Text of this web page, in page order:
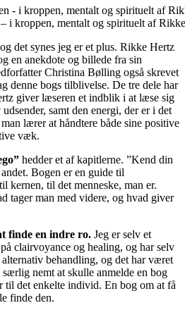
i kroppen, mentalt og spirituelt af
det synes jeg er et plus. Rikke Hertz
en anekdote og billede fra sin
Christina Bølling også skrevet
denne bogs tilblivelse. De tre dele har
giver læseren et indblik i at læse sig
samt den energi, der er i det
lærer at håndtere både sine positive
væk.
hedder et af kapitlerne. ”Kend din
Bogen er en guide til
kernen, til det menneske, man er.
tager man med videre, og hvad giver
finde en indre ro. Jeg er selv et
clairvoyance og healing, og har selv
behandling, og det har været
nemt at skulle anmelde en bog
til det enkelte individ. En bog om at få
finde den.